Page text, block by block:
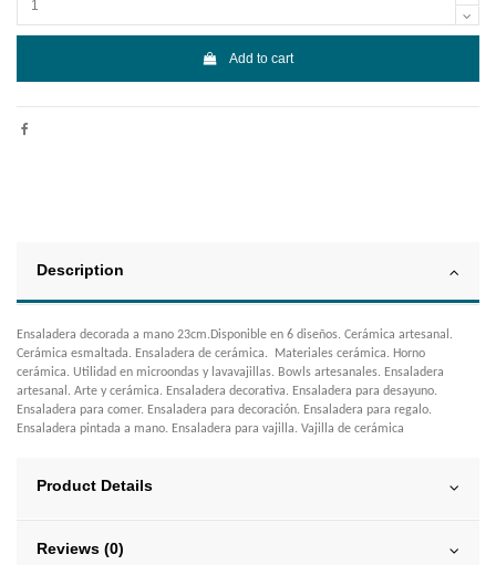
Add to cart
Description
Ensaladera decorada a mano 23cm.Disponible en 6 diseños. Cerámica artesanal.
Cerámica esmaltada. Ensaladera de cerámica. Materiales cerámica. Horno
cerámica. Utilidad en microondas y lavavajillas. Bowls artesanales. Ensaladera
artesanal. Arte y cerámica. Ensaladera decorativa. Ensaladera para desayuno.
Ensaladera para comer. Ensaladera para decoración. Ensaladera para regalo.
Ensaladera pintada a mano. Ensaladera para vajilla. Vajilla de cerámica
Product Details
Reviews (0)